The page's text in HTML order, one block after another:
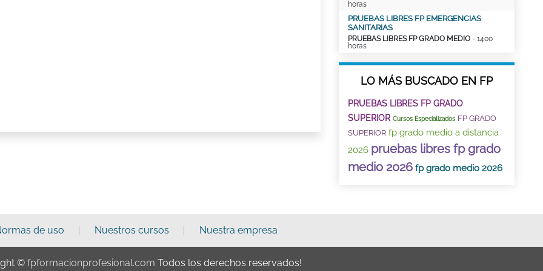
horas
PRUEBAS LIBRES FP EMERGENCIAS
SANITARIAS
PRUEBAS LIBRES FP GRADO MEDIO - 1400
horas
LO MÁS BUSCADO EN FP
PRUEBAS LIBRES FP GRADO
SUPERIOR Cursos Especializados FP GRADO
SUPERIOR fp grado medio a distancia
2026 pruebas libres fp grado
medio 2026 fp grado medio 2026
de uso Nuestros cursos Nuestra empresa
© fpformacionprofesional.com Todos los derechos reservados!